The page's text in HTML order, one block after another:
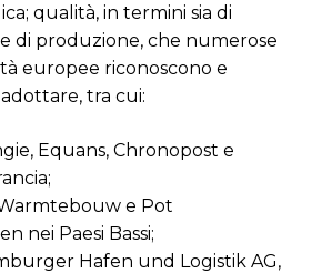
qualità, in termini sia di
di produzione, che numerose
europee riconoscono e
tra cui:
Equans, Chronopost e
e Pot
nei Paesi Bassi;
Hafen und Logistik AG,